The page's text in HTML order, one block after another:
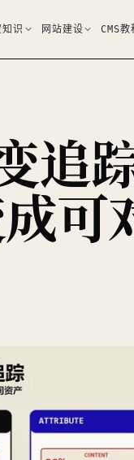
识 网站建设 CMS教
追
可